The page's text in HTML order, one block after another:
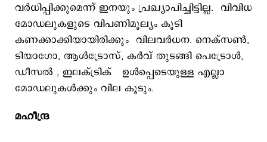
വര്‍ധിപ്പിക്കുമെന്ന് ഇനയും പ്രഖ്യാപിച്ചിട്ടില്ല. വിവിധ
മോഡലുകളുടെ വിപണിമൂല്യം കൂടി
കണക്കാക്കിയായിരിക്കും വിലവര്‍ധന. നെക്സൺ,
ടിയാഗോ, ആൾട്രോസ്, കർവ് തുടങ്ങി പെട്രോള്‍,
ഡീസല്‍ , ഇലക്ട്രിക് ഉൾപ്പെടെയുള്ള എല്ലാ
മോഡലുകൾക്കും വില കൂടും.
മഹീന്ദ്ര